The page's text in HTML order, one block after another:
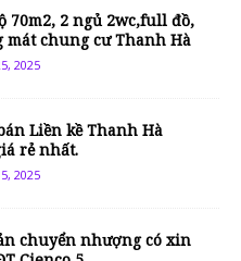
70m2, 2 ngủ 2wc,full đồ,
mát chung cư Thanh Hà
2025
Liền kề Thanh Hà
rẻ nhất.
2025
chuyển nhượng có xin